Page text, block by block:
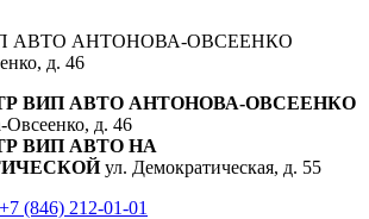
АВТО АНТОНОВА-ОВСЕЕНКО
д. 46
ВИП АВТО АНТОНОВА-ОВСЕЕНКО
Овсеенко, д. 46
ВИП АВТО НА
ул. Демократическая, д. 55
+7 (846) 212-01-01